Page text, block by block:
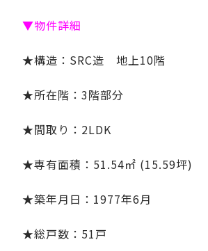
▼物件詳細
★構造：SRC造 地上10階
★所在階：3階部分
★間取り： 2LDK
★専有面積：51.54㎡ (15.59坪)
★築年月日：1977年6月
★総戸数：51戸